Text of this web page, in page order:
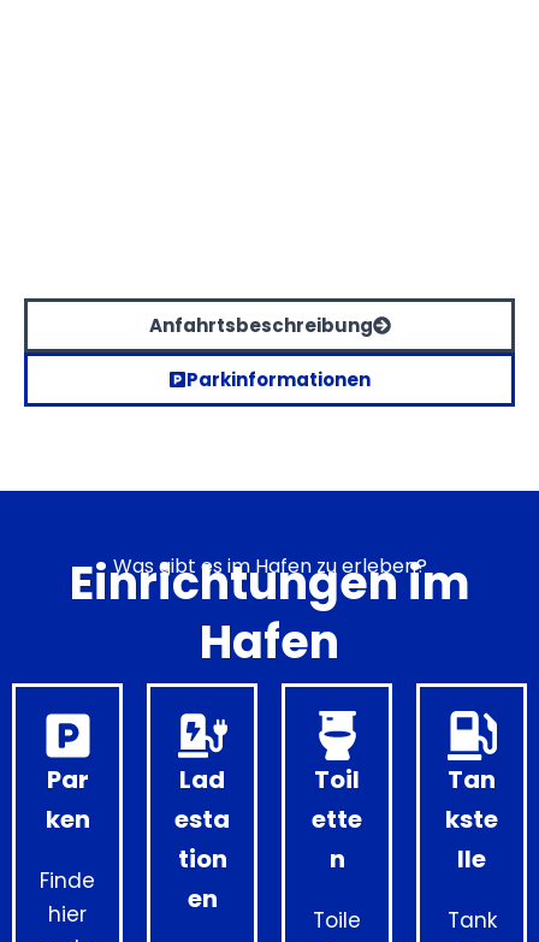
Anfahrtsbeschreibung
Parkinformationen
Was gibt es im Hafen zu erleben?
Einrichtungen im
Hafen
Par
ken
Finde
hier
Lad
esta
tion
en
Toil
ette
n
Toile
Tan
kste
lle
Tank